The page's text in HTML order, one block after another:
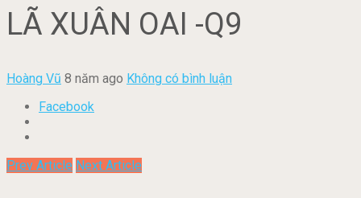
LÃ XUÂN OAI -Q9
Hoàng Vũ 8 năm ago Không có bình luận
Facebook
Prev Article Next Article